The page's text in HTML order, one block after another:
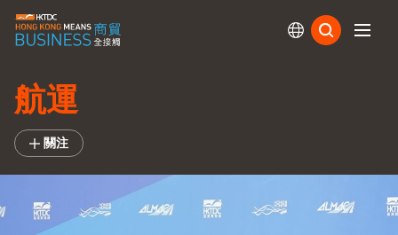
航運
關注